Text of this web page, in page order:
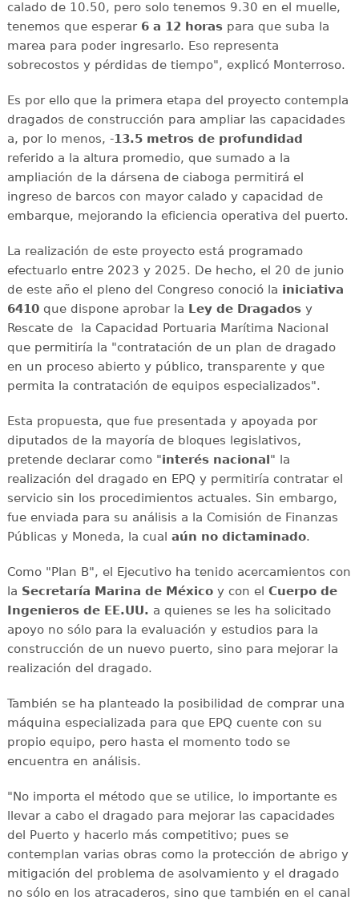
calado de 10.50, pero solo tenemos 9.30 en el muelle,
tenemos que esperar 6 a 12 horaspara que suba la
marea para poder ingresarlo. Eso representa
sobrecostos y pérdidas de tiempo", explicó Monterroso.
Es por ello que la primera etapa del proyecto contempla
dragados de construcción para ampliar las capacidades
a, por lo menos, -13.5 metros de profundidad
referido a la altura promedio, que sumado a la
ampliación de la dársena de ciaboga permitirá el
ingreso de barcos con mayor calado y capacidad de
embarque, mejorando la eficiencia operativa del puerto.
La realización de este proyecto está programado
efectuarlo entre 2023 y 2025. De hecho, el 20 de junio
de este año el pleno del Congreso conoció la iniciativa
6410que dispone aprobar la Ley de Dragadosy
Rescate de la Capacidad Portuaria Marítima Nacional
que permitiría la "contratación de un plan de dragado
en un proceso abierto y público, transparente y que
permita la contratación de equipos especializados".
Esta propuesta, que fue presentada y apoyada por
diputados de la mayoría de bloques legislativos,
pretende declarar como "interés nacional" la
realización del dragado en EPQ y permitiría contratar el
servicio sin los procedimientos actuales. Sin embargo,
fue enviada para su análisis a la Comisión de Finanzas
Públicas y Moneda, la cual aún no dictaminado.
Como "Plan B", el Ejecutivo ha tenido acercamientos con
la Secretaría Marina de Méxicoy con el Cuerpo de
Ingenieros de EE.UU. a quienes se les ha solicitado
apoyo no sólo para la evaluación y estudios para la
construcción de un nuevo puerto, sino para mejorar la
realización del dragado.
También se ha planteado la posibilidad de comprar una
máquina especializada para que EPQ cuente con su
propio equipo, pero hasta el momento todo se
encuentra en análisis.
"No importa el método que se utilice, lo importante es
llevar a cabo el dragado para mejorar las capacidades
del Puerto y hacerlo más competitivo; pues se
contemplan varias obras como la protección de abrigo y
mitigación del problema de asolvamiento y el dragado
no sólo en los atracaderos, sino que también en el canal